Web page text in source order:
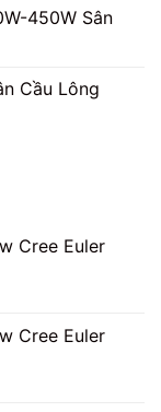
450W Sân
Cầu Lông
Cree Euler
Cree Euler